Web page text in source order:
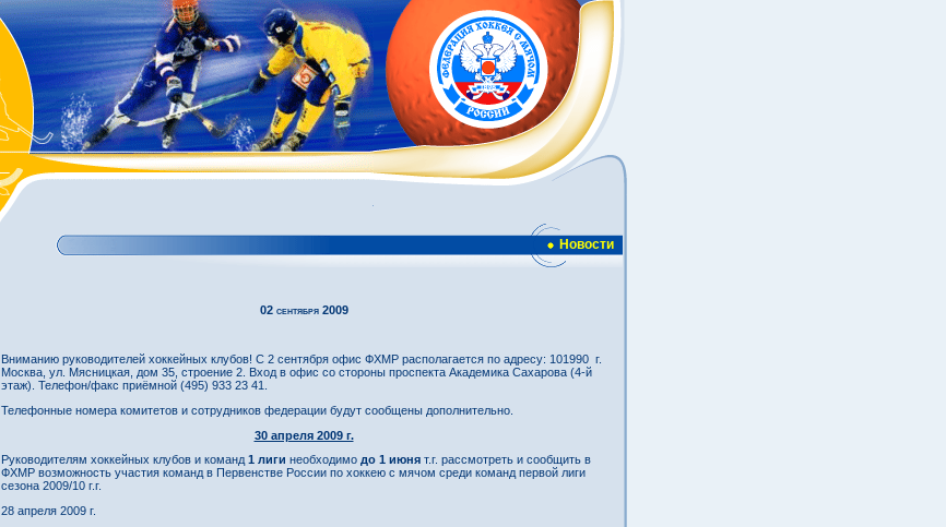
Новости
02 сентября 2009
Вниманию руководителей хоккейных клубов! С 2 сентября офис ФХМР располагается по адресу: 101990 г.
Москва, ул. Мясницкая, дом 35, строение 2. Вход в офис со стороны проспекта Академика Сахарова (4-й
этаж). Телефон/факс приёмной (495) 933 23 41.
Телефонные номера комитетов и сотрудников федерации будут сообщены дополнительно.
30 апреля 2009 г.
Руководителям хоккейных клубов и команд 1 лиги необходимо до 1 июня т.г. рассмотреть и сообщить в
ФХМР возможность участия команд в Первенстве России по хоккею с мячом среди команд первой лиги
сезона 2009/10 г.г.
28 апреля 2009 г.